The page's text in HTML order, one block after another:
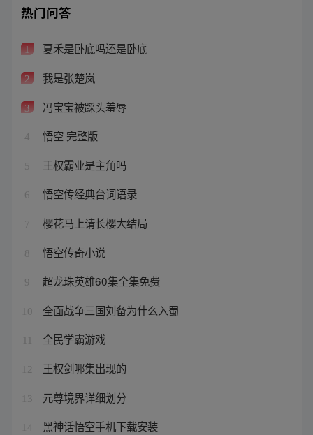
热门问答
1 夏禾是卧底吗还是卧底
2 我是张楚岚
3 冯宝宝被踩头羞辱
4 悟空 完整版
5 王权霸业是主角吗
6 悟空传经典台词语录
7 樱花马上请长樱大结局
8 悟空传奇小说
9 超龙珠英雄60集全集免费
10 全面战争三国刘备为什么入蜀
全民学霸游戏
12 王权剑哪集出现的
13 元尊境界详细划分
14 黑神话悟空手机下载安装